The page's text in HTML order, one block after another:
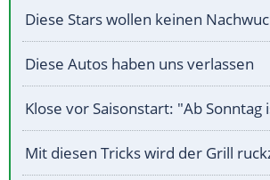
Diese Stars wollen keinen
Diese Autos haben uns verlassen
Klose vor Saisonstart: "Ab Sonntag
Mit diesen Tricks wird der Grill